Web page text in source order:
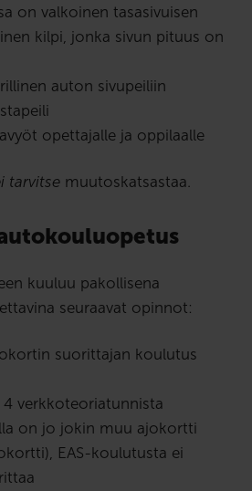
on valkoinen tasasivuisen
kilpi, jonka sivun pituus on
auton sivupeiliin
opettajalle ja oppilaalle
tarvitse muutoskatsastaa.
kuuluu pakollisena
seuraavat opinnot:
suorittajan koulutus
verkkoteoriatunnista
on jo jokin muu ajokortti
EAS-koulutusta ei